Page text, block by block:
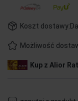
Koszt dostawy:
Możliwość
Kup z Alior